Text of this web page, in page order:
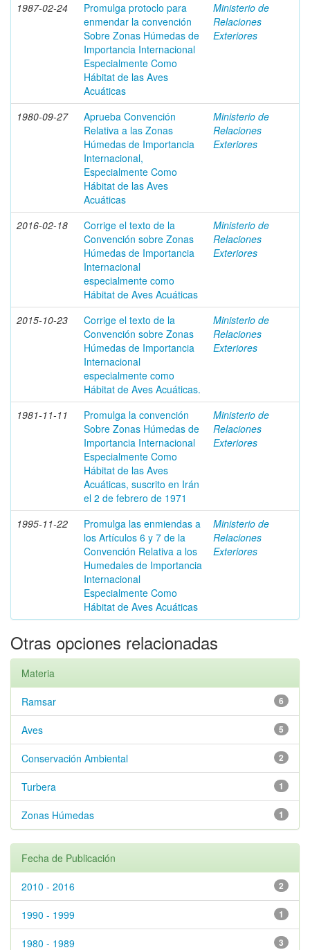
1987-02-24
Promulga protoclo para
enmendar la convención
Sobre Zonas Húmedas de
Importancia Internacional
Especialmente Como
Hábitat de las Aves
Acuáticas
Ministerio de
Relaciones
Exteriores
1980-09-27
Aprueba Convención
Relativa a las Zonas
Húmedas de Importancia
Internacional,
Especialmente Como
Hábitat de las Aves
Acuáticas
Ministerio de
Relaciones
Exteriores
2016-02-18
Corrige el texto de la
Convención sobre Zonas
Húmedas de Importancia
Internacional
especialmente como
Hábitat de Aves Acuáticas
Ministerio de
Relaciones
Exteriores
2015-10-23
Corrige el texto de la
Convención sobre Zonas
Húmedas de Importancia
Internacional
especialmente como
Hábitat de Aves Acuáticas.
Ministerio de
Relaciones
Exteriores
1981-11-11
Promulga la convención
Sobre Zonas Húmedas de
Importancia Internacional
Especialmente Como
Hábitat de las Aves
Acuáticas, suscrito en Irán
el 2 de febrero de 1971
Ministerio de
Relaciones
Exteriores
1995-11-22
Promulga las enmiendas a
los Artículos 6 y 7 de la
Convención Relativa a los
Humedales de Importancia
Internacional
Especialmente Como
Hábitat de Aves Acuáticas
Ministerio de
Relaciones
Exteriores
Otras opciones relacionadas
Materia
6
Ramsar
5
Aves
2
Conservación Ambiental
1
Turbera
1
Zonas Húmedas
Fecha de Publicación
2
2010 - 2016
1
1990 - 1999
3
1980 - 1989